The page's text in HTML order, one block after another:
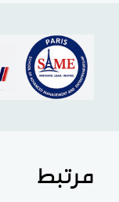
مرتبط